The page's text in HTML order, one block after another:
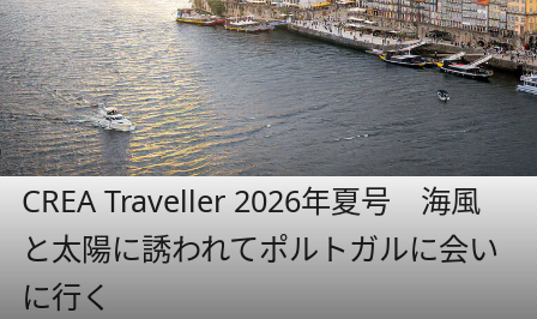
CREA Traveller 2026年夏号 海風
と太陽に誘われてポルトガルに会い
に行く